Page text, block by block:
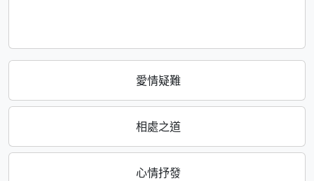
愛情疑難
相處之道
心情抒發